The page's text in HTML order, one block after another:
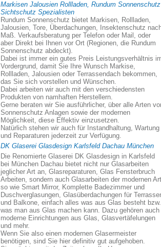
Markisen Jalousien Rollladen, Rundum Sonnenschutz
Sichtschutz Spezialisten
Rundum Sonnenschutz bietet Markisen, Rollladen,
Jalousien, Tore, Überdachungen, Insektenschutz
Maß. Verkaufsberatung per Telefon oder Mail, oder
aber Direkt bei Ihnen vor Ort (Regionen, die Rundum
Sonnenschutz abdeckt).
Dabei ist immer ein gutes Preis Leistungsverhältnis
Vordergrund, damit Sie Ihre Wunsch Markise,
Rollladen, Jalousien oder Terrassendach bekommen,
das Sie sich vorstellen und Wünschen.
Dabei arbeiten wir auch mit den verschiedensten
Produkten von namhaften Herstellern.
Gerne beraten wir Sie ausführlicher, über alle Arten
Sonnenschutz Anlagen sowie der modernen
Möglichkeit, diese Effektiv einzusetzen.
Natürlich stehen wir auch für Instandhaltung, Wartung
und Reparaturen jederzeit zur Verfügung.
DK Glaserei Glasdesign Karlsfeld Dachau München
Die Renomierte Glaserei DK Glasdesign in Karlsfeld
bei München Dachau bietet nicht nur Glasarbeiten
jeglicher Art an, Glasreparaturen, Glas Fensterbruch
Arbeiten, sondern auch Glasarbeiten der modernen
so wie Smart Mirror, Komplette Badezimmer und
Duschverglasungen, Glasüberdachungen für
und Balkone, einfach alles was aus Glas besteht bzw.
was man aus Glas machen kann. Dazu gehören auch
moderne Einrichtungen aus Glas, Glasvertäfelungen
und mehr.
Wenn Sie also einen modernen Glasermeister
benötigen, sind Sie hier definitiv gut aufgehoben.